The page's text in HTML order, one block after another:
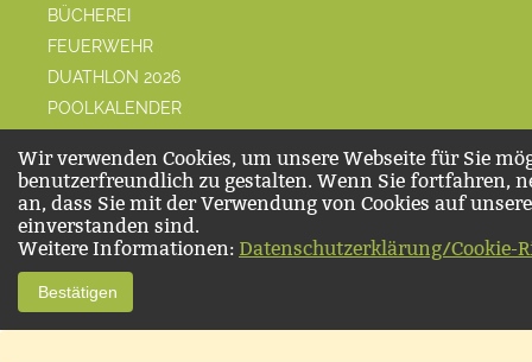
BÜCHEREI
FEUERWEHR
DUATHLON 2026
POOLKALENDER
Wir verwenden Cookies, um unsere Webseite für Sie
benutzerfreundlich zu gestalten. Wenn Sie fortfahren,
an, dass Sie mit der Verwendung von Cookies auf
einverstanden sind.
Weitere Informationen: Datenschutzerklärung/Cookie-
Bestätigen